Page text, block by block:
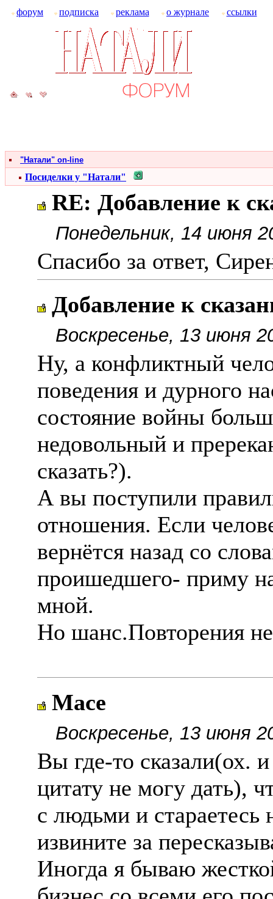
форум подписка реклама о журнале ссылки
"Натали" on-line
Посиделки у "Натали"
RE: Добавление к
Понедельник, 14 июня
Спасибо за ответ,
Добавление к
Воскресенье, 13 июня
Ну, а конфликтный
поведения и дурного
состояние войны
недовольный и
сказать?).
А вы поступили
отношения. Если
вернëтся назад со
проишедшего- приму
мной.
Но шанс.Повторения
Масе
Воскресенье, 13 июня
Вы где-то сказали(ох.
цитату не могу дать),
с людьми и стараетесь
извините за
Иногда я бываю